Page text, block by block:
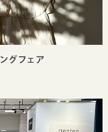
グフェア